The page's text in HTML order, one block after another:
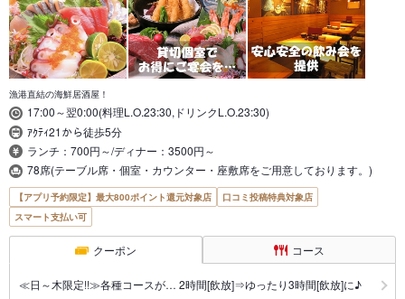
漁港直結の海鮮居酒屋！
17:00～翌0:00(料理L.O.23:30,ドリンクL.O.23:30)
ｱｸﾃｨ21から徒歩5分
ランチ：700円～/ディナー：3500円～
78席(テーブル席・個室・カウンター・座敷席をご用意しております。)
【アプリ予約限定】最大800ポイント還元対象店
口コミ投稿特典対象店
スマート支払い可
クーポン コース
≪日～木限定!!≫各種コースが… 2時間[飲放]⇒ゆったり3時間[飲放]に♪